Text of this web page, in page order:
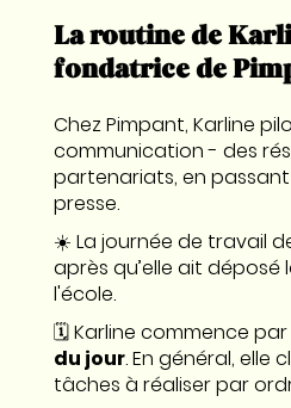
La routine de
fondatrice de
Chez Pimpant, Karline
communication - des
partenariats, en
presse.
☀️ La journée de travail
après qu’elle ait
l'école.
🗓️ Karline commence par
du jour. En général, elle
tâches à réaliser par